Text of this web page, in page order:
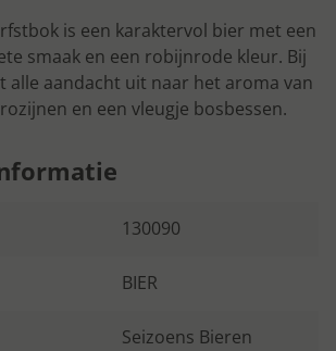
is een karaktervol bier met een
smaak en een robijnrode kleur. Bij
alle aandacht uit naar het aroma van
en een vleugje bosbessen.
130090
BIER
Seizoens Bieren